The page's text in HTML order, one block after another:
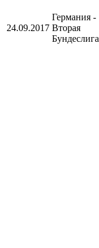
24.09.2017
Германия -
Вторая
Бундеслига